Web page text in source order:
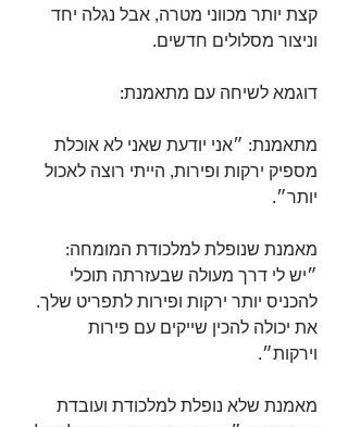
קצת יותר מכווני מטרה, אבל נגלה יחד
וניצור מסלולים חדשים.⁣
דוגמא לשיחה עם מתאמנת:⁣
מתאמנת: ״אני יודעת שאני לא אוכלת
מספיק ירקות ופירות, הייתי רוצה לאכול
יותר״.⁣
מאמנת שנופלת למלכודת המומחה:
״יש לי דרך מעולה שבעזרתה תוכלי
להכניס יותר ירקות ופירות לתפריט שלך.
את יכולה להכין שייקים עם פירות
וירקות״.⁣
מאמנת שלא נופלת למלכודת ועובדת